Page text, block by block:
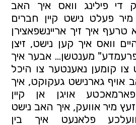
די פילינג וואס איך האב
פעלט נישט קיין חברים
איך זיך אריינשפאצירן
וואס איך קען נישט, זיצן
מענטשן… אבער איך
צו קומען נאענטער צו היכל
אויף גארנישט געקוקט, איך
אויגן אן קיין
זעץ מיר אוועק, איך האב נישט
פלאנעט איך בין